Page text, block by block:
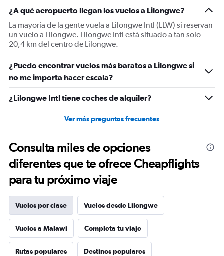
1
axis
displaying
values.
Range:
10
to
¿A qué aeropuerto llegan los vuelos a Lilongwe?
La mayoría de la gente vuela a Lilongwe Intl (LLW) si reservan
un vuelo a Lilongwe. Lilongwe Intl está situado a tan solo
20,4 km del centro de Lilongwe.
¿Puedo encontrar vuelos más baratos a Lilongwe si
no me importa hacer escala?
¿Lilongwe Intl tiene coches de alquiler?
Ver más preguntas frecuentes
Consulta miles de opciones
diferentes que te ofrece Cheapflights
para tu próximo viaje
Vuelos por clase Vuelos desde Lilongwe
Vuelos a Malawi Completa tu viaje
Rutas populares Destinos populares